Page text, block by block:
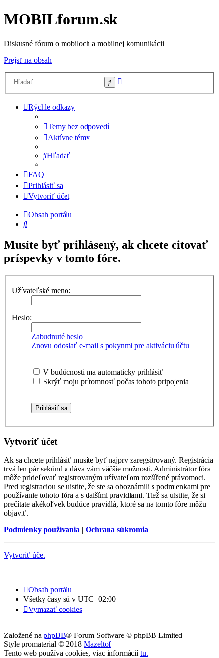
MOBILforum.sk
Diskusné fórum o mobiloch a mobilnej komunikácii
Prejsť na obsah
Hľadať
Rýchle odkazy
Temy bez odpovedí
Aktívne témy
Hľadať
FAQ
Prihlásiť sa
Vytvoriť účet
Obsah portálu
Hľadať
Musíte byť prihlásený, ak chcete citovať
príspevky v tomto fóre.
Užívateľské meno:
Heslo:
Zabudnuté heslo
Znovu odoslať e-mail s pokynmi pre aktiváciu účtu
V budúcnosti ma automaticky prihlásiť
Skrýť moju prítomnosť počas tohoto pripojenia
Vytvoriť účet
Ak sa chcete prihlásiť musíte byť najprv zaregsitrovaný. Registrácia
trvá len pár sekúnd a dáva vám väčšie možnosti. Administrátor fóra
môže prideľovať registrovaným užívateľom rozšířené právomoci.
Pred registraciou se uistite, že ste sa oboznámili s podmienkami pre
používanie tohoto fóra a s dalšími pravidlami. Tiež sa uistite, že si
prečítate akékoľvek budúce pravidlá, ktoré sa na tomto fóre môžu
objaviť.
Podmienky používania | Ochrana súkromia
Vytvoriť účet
Obsah portálu
Všetky časy sú v UTC+02:00
Vymazať cookies
Založené na phpBB® Forum Software © phpBB Limited
Style promaterial © 2018 Mazeltof
Tento web používa cookies, viac informáciítu.